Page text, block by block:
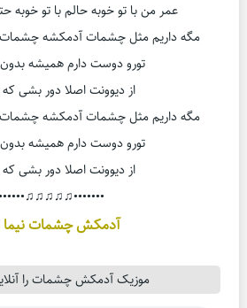
عمر من با تو خوبه حالم با تو خوبه
مگه داریم مثل چشمات آدمکشه
تورو دوست دارم همیشه
از دیوونت اصلا دور بشی
مگه داریم مثل چشمات آدمکشه
تورو دوست دارم همیشه
از دیوونت اصلا دور بشی
آدمکش چشمات
موزیک آدمکش چشمات را